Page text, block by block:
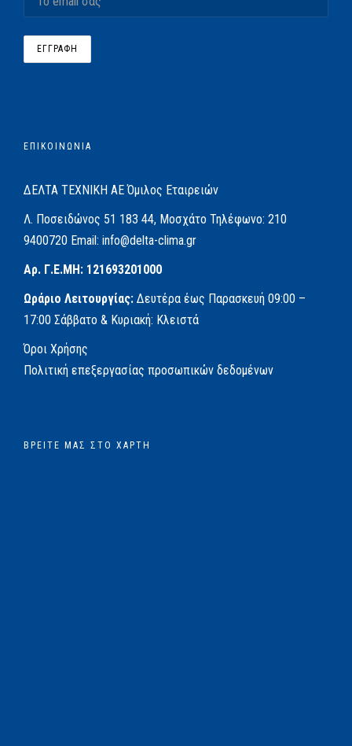
ΕΠΙΚΟΙΝΩΝΙΑ
ΔΕΛΤΑ ΤΕΧΝΙΚΗ ΑΕΌμιλος Εταιρειών
Λ. Ποσειδώνος 51 183 44, Μοσχάτο Τηλέφωνο: 210
9400720 Email: info@delta-clima.gr
Αρ. Γ.Ε.ΜΗ: 121693201000
Ωράριο Λειτουργίας: Δευτέρα έως Παρασκευή 09:00 –
17:00 Σάββατο & Κυριακή: Κλειστά
Όροι Χρήσης
Πολιτική επεξεργασίας προσωπικών δεδομένων
ΒΡΕΊΤΕ ΜΑΣ ΣΤΟ ΧΆΡΤΗ